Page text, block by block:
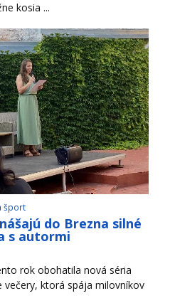
kosia ...
šport
do Brezna silné
s autormi
rok obohatila nová séria
ktorá spája milovníkov